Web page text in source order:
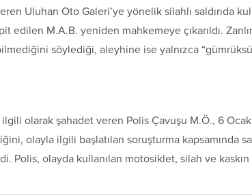
Uluhan Oto Galeri’ye yönelik silahlı saldırıda
edilen M.A.B. yeniden mahkemeye çıkarıldı.
söylediği, aleyhine ise yalnızca
olarak şahadet veren Polis Çavuşu M.Ö., 6
olayla ilgili başlatılan soruşturma kapsamında
Polis, olayda kullanılan motosiklet, silah ve